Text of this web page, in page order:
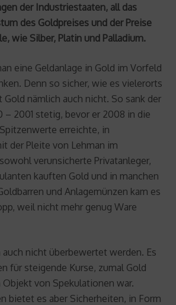
der Industriestaaten, all das
des Goldpreises und der Preise
wie Silber, Platin und Palladium.
eine Geldanlage in Gold im Vorfeld
Denn so sicher, wie es vielerorts
nämlich auch nicht. So sank der
– 2001 stetig, bevor er 2008 in die
erreichte, in
der Pleite von Lehman im
verunsicherte Privatanleger,
kauften Gold und in manchen
und Anlagemünzen kam es
weil nicht mehr genug Ware
nicht überbewertet werden. Es
für steigende Kurse, zumal Gold
Objekt von Spekulationen war.
bietet es aber Sicherheiten, in Form